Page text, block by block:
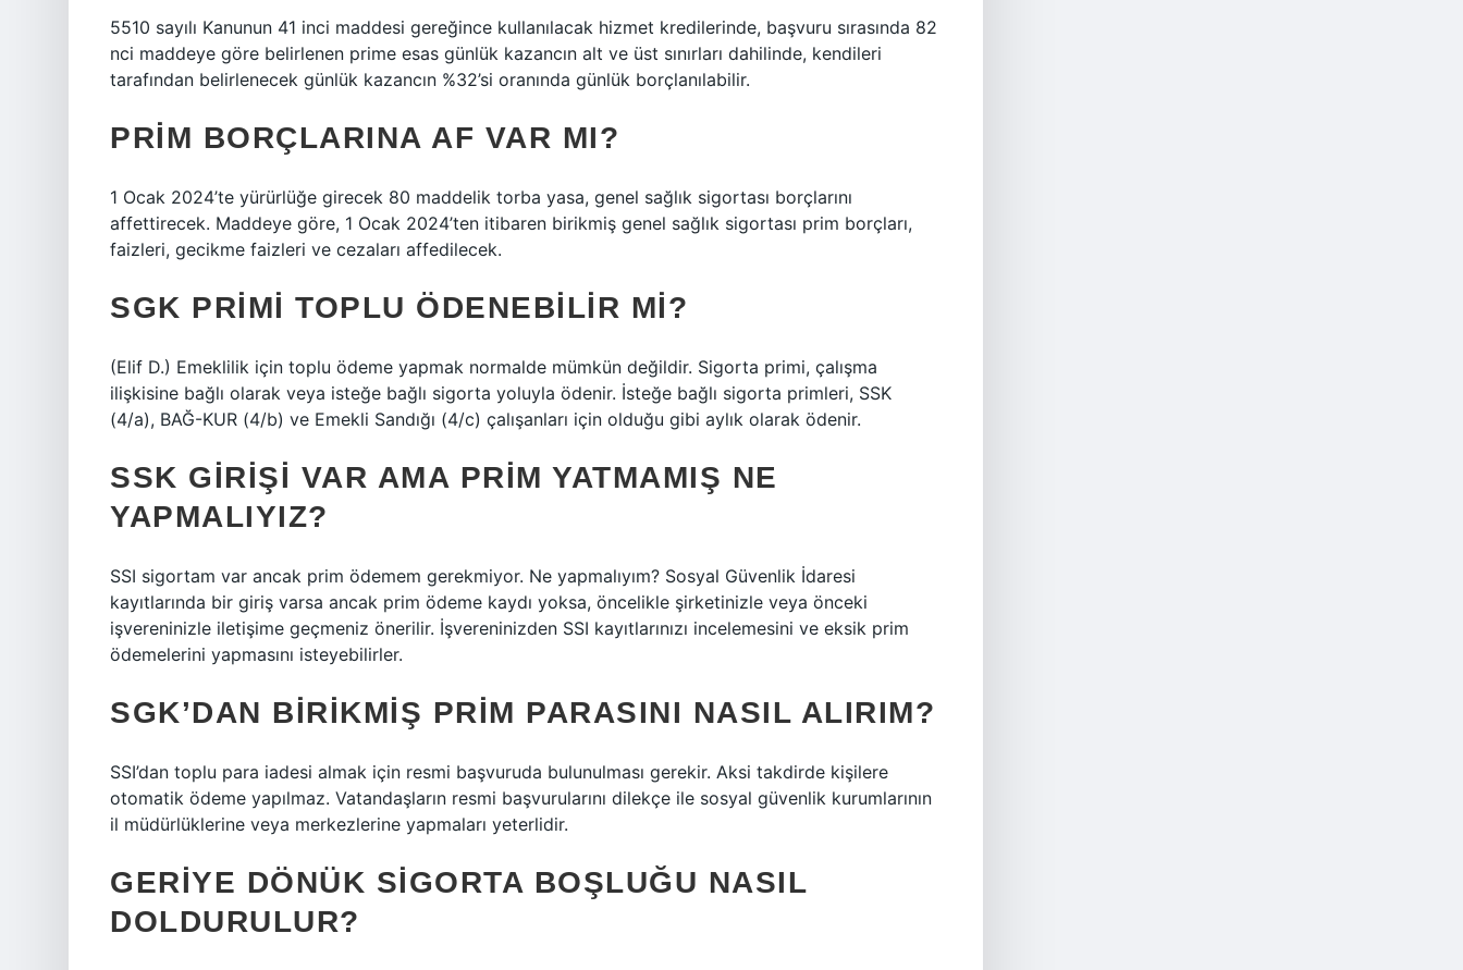
5510 sayılı Kanunun 41 inci maddesi gereğince kullanılacak hizmet kredilerinde, başvuru sırasında 82
nci maddeye göre belirlenen prime esas günlük kazancın alt ve üst sınırları dahilinde, kendileri
tarafından belirlenecek günlük kazancın %32’si oranında günlük borçlanılabilir.
PRIM BORÇLARINA AF VAR MI?
1 Ocak 2024’te yürürlüğe girecek 80 maddelik torba yasa, genel sağlık sigortası borçlarını
affettirecek. Maddeye göre, 1 Ocak 2024’ten itibaren birikmiş genel sağlık sigortası prim borçları,
faizleri, gecikme faizleri ve cezaları affedilecek.
SGK PRIMI TOPLU ÖDENEBILIR MI?
(Elif D.) Emeklilik için toplu ödeme yapmak normalde mümkün değildir. Sigorta primi, çalışma
ilişkisine bağlı olarak veya isteğe bağlı sigorta yoluyla ödenir. İsteğe bağlı sigorta primleri, SSK
(4/a), BAĞ-KUR (4/b) ve Emekli Sandığı (4/c) çalışanları için olduğu gibi aylık olarak ödenir.
SSK GIRIŞI VAR AMA PRIM YATMAMIŞ NE
YAPMALIYIZ?
SSI sigortam var ancak prim ödemem gerekmiyor. Ne yapmalıyım? Sosyal Güvenlik İdaresi
kayıtlarında bir giriş varsa ancak prim ödeme kaydı yoksa, öncelikle şirketinizle veya önceki
işvereninizle iletişime geçmeniz önerilir. İşvereninizden SSI kayıtlarınızı incelemesini ve eksik prim
ödemelerini yapmasını isteyebilirler.
SGK’DAN BIRIKMIŞ PRIM PARASINI NASIL ALIRIM?
SSI’dan toplu para iadesi almak için resmi başvuruda bulunulması gerekir. Aksi takdirde kişilere
otomatik ödeme yapılmaz. Vatandaşların resmi başvurularını dilekçe ile sosyal güvenlik kurumlarının
il müdürlüklerine veya merkezlerine yapmaları yeterlidir.
GERIYE DÖNÜK SIGORTA BOŞLUĞU NASIL
DOLDURULUR?